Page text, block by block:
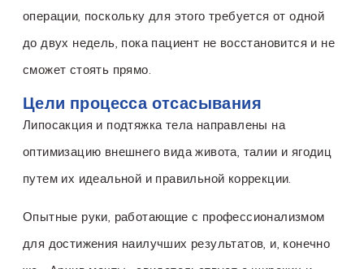
операции, поскольку для этого требуется от одной
до двух недель, пока пациент не восстановится и не
сможет стоять прямо.
Цели процесса отсасывания
Липосакция и подтяжка тела направлены на
оптимизацию внешнего вида живота, талии и ягодиц
путем их идеальной и правильной коррекции.
Опытные руки, работающие с профессионализмом
для достижения наилучших результатов, и, конечно